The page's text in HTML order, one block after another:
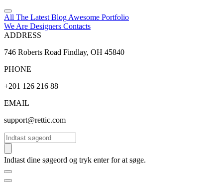
All The Latest Blog Awesome Portfolio
We Are Designers Contacts
ADDRESS
746 Roberts Road Findlay, OH 45840
PHONE
+201 126 216 88
EMAIL
support@rettic.com
Søg
Indtast dine søgeord og tryk enter for at søge.